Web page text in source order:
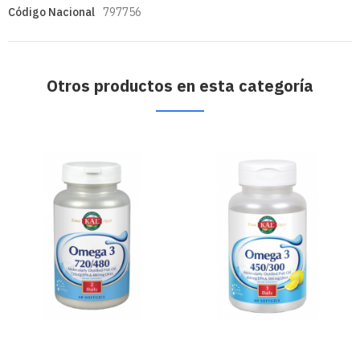
Código Nacional 797756
Otros productos en esta categoría